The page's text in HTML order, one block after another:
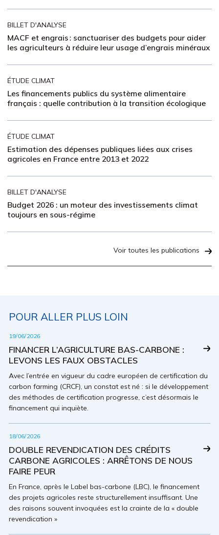
BILLET D'ANALYSE
MACF et engrais : sanctuariser des budgets pour aider
les agriculteurs à réduire leur usage d’engrais minéraux
ÉTUDE CLIMAT
Les financements publics du système alimentaire
français : quelle contribution à la transition écologique
ÉTUDE CLIMAT
Estimation des dépenses publiques liées aux crises
agricoles en France entre 2013 et 2022
BILLET D'ANALYSE
Budget 2026 : un moteur des investissements climat
toujours en sous-régime
Voir toutes les publications
POUR ALLER PLUS LOIN
19/06/2026
FINANCER L’AGRICULTURE BAS-CARBONE :
LEVONS LES FAUX OBSTACLES
Avec l’entrée en vigueur du cadre européen de certification du
carbon farming (CRCF), un constat est né : si le développement
des méthodes de certification progresse, c’est désormais le
financement qui inquiète.
18/06/2026
DOUBLE REVENDICATION DES CRÉDITS
CARBONE AGRICOLES : ARRÊTONS DE NOUS
FAIRE PEUR
En France, après le Label bas-carbone (LBC), le finance­ment
des projets agricoles reste structu­rellement insuffisant. Une
des raisons souvent invoquées est la crainte de la « double
revendication »